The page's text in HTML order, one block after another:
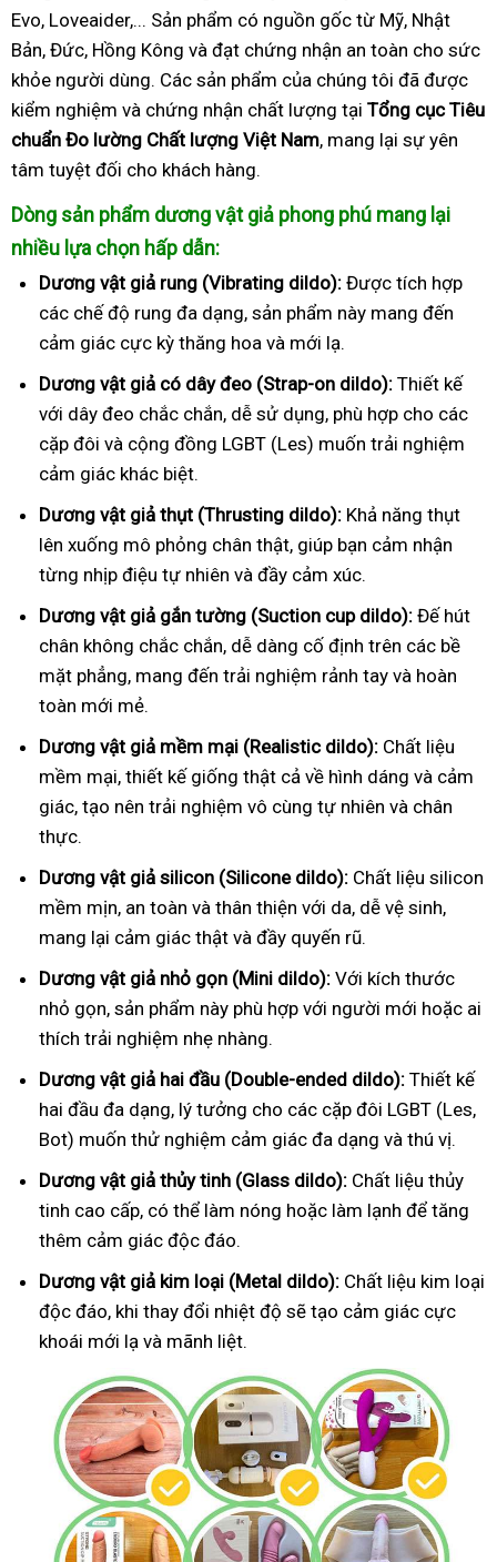
Evo, Loveaider,... Sản phẩm có nguồn gốc từ Mỹ, Nhật
Bản, Đức, Hồng Kông và đạt chứng nhận an toàn cho sức
khỏe người dùng. Các sản phẩm của chúng tôi đã được
kiểm nghiệm và chứng nhận chất lượng tại Tổng cục Tiêu
chuẩn Đo lường Chất lượng Việt Nam, mang lại sự yên
tâm tuyệt đối cho khách hàng.
Dòng sản phẩm dương vật giả phong phú mang lại
nhiều lựa chọn hấp dẫn:
Dương vật giả rung (Vibrating dildo): Được tích hợp
các chế độ rung đa dạng, sản phẩm này mang đến
cảm giác cực kỳ thăng hoa và mới lạ.
Dương vật giả có dây đeo (Strap-on dildo): Thiết kế
với dây đeo chắc chắn, dễ sử dụng, phù hợp cho các
cặp đôi và cộng đồng LGBT (Les) muốn trải nghiệm
cảm giác khác biệt.
Dương vật giả thụt (Thrusting dildo): Khả năng thụt
lên xuống mô phỏng chân thật, giúp bạn cảm nhận
từng nhịp điệu tự nhiên và đầy cảm xúc.
Dương vật giả gắn tường (Suction cup dildo): Đế hút
chân không chắc chắn, dễ dàng cố định trên các bề
mặt phẳng, mang đến trải nghiệm rảnh tay và hoàn
toàn mới mẻ.
Dương vật giả mềm mại (Realistic dildo): Chất liệu
mềm mại, thiết kế giống thật cả về hình dáng và cảm
giác, tạo nên trải nghiệm vô cùng tự nhiên và chân
thực.
Dương vật giả silicon (Silicone dildo): Chất liệu silicon
mềm mịn, an toàn và thân thiện với da, dễ vệ sinh,
mang lại cảm giác thật và đầy quyến rũ.
Dương vật giả nhỏ gọn (Mini dildo): Với kích thước
nhỏ gọn, sản phẩm này phù hợp với người mới hoặc ai
thích trải nghiệm nhẹ nhàng.
Dương vật giả hai đầu (Double-ended dildo): Thiết kế
hai đầu đa dạng, lý tưởng cho các cặp đôi LGBT (Les,
Bot) muốn thử nghiệm cảm giác đa dạng và thú vị.
Dương vật giả thủy tinh (Glass dildo): Chất liệu thủy
tinh cao cấp, có thể làm nóng hoặc làm lạnh để tăng
thêm cảm giác độc đáo.
Dương vật giả kim loại (Metal dildo): Chất liệu kim loại
độc đáo, khi thay đổi nhiệt độ sẽ tạo cảm giác cực
khoái mới lạ và mãnh liệt.